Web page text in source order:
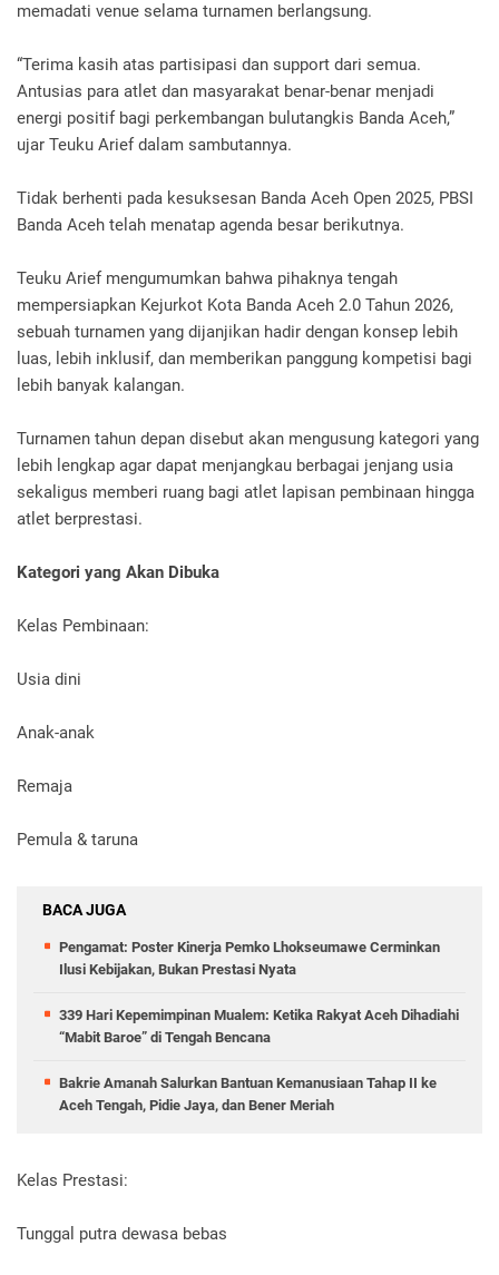
memadati venue selama turnamen berlangsung.
“Terima kasih atas partisipasi dan support dari semua.
Antusias para atlet dan masyarakat benar-benar menjadi
energi positif bagi perkembangan bulutangkis Banda Aceh,”
ujar Teuku Arief dalam sambutannya.
Tidak berhenti pada kesuksesan Banda Aceh Open 2025, PBSI
Banda Aceh telah menatap agenda besar berikutnya.
Teuku Arief mengumumkan bahwa pihaknya tengah
mempersiapkan Kejurkot Kota Banda Aceh 2.0 Tahun 2026,
sebuah turnamen yang dijanjikan hadir dengan konsep lebih
luas, lebih inklusif, dan memberikan panggung kompetisi bagi
lebih banyak kalangan.
Turnamen tahun depan disebut akan mengusung kategori yang
lebih lengkap agar dapat menjangkau berbagai jenjang usia
sekaligus memberi ruang bagi atlet lapisan pembinaan hingga
atlet berprestasi.
Kategori yang Akan Dibuka
Kelas Pembinaan:
Usia dini
Anak-anak
Remaja
Pemula & taruna
BACA JUGA
Pengamat: Poster Kinerja Pemko Lhokseumawe Cerminkan
Ilusi Kebijakan, Bukan Prestasi Nyata
339 Hari Kepemimpinan Mualem: Ketika Rakyat Aceh Dihadiahi
“Mabit Baroe” di Tengah Bencana
Bakrie Amanah Salurkan Bantuan Kemanusiaan Tahap II ke
Aceh Tengah, Pidie Jaya, dan Bener Meriah
Kelas Prestasi:
Tunggal putra dewasa bebas